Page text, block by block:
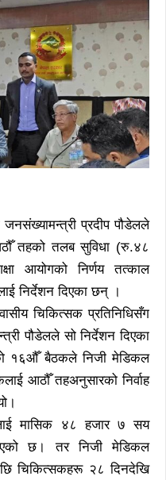
प्रदीप पौडेलले
तहको तलब सुविधा (रु.४८
आयोगको निर्णय तत्काल
निर्देशन दिएका छन् ।
चिकित्सक प्रतिनिधिसँग
पौडेलले सो निर्देशन दिएका
१६औँ बैठकले निजी मेडिकल
आठौँ तहअनुसारको निर्वाह
मासिक ४८ हजार ७ सय
छ। तर निजी मेडिकल
चिकित्सकहरू २८ दिनदेखि